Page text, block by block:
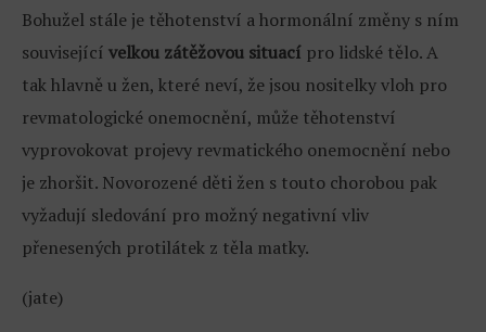
Bohužel stále je těhotenství a hormonální změny s ním
související velkou zátěžovou situací pro lidské tělo. A
tak hlavně u žen, které neví, že jsou nositelky vloh pro
revmatologické onemocnění, může těhotenství
vyprovokovat projevy revmatického onemocnění nebo
je zhoršit. Novorozené děti žen s touto chorobou pak
vyžadují sledování pro možný negativní vliv
přenesených protilátek z těla matky.
(jate)